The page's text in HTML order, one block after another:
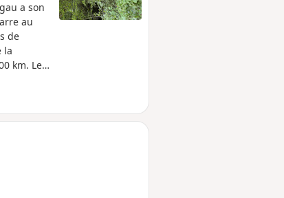
a son
au
de
la
km. Le